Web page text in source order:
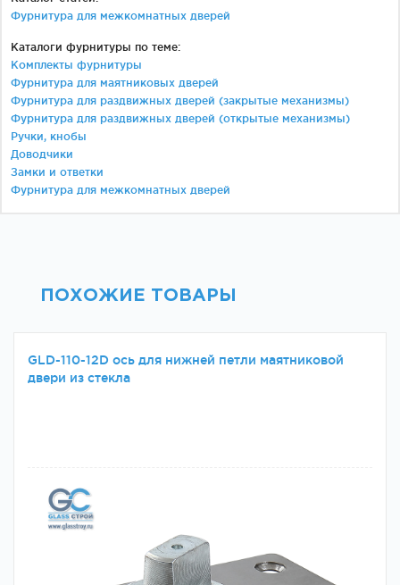
Фурнитура для межкомнатных дверей
Каталоги фурнитуры по теме:
Комплекты фурнитуры
Фурнитура для маятниковых дверей
Фурнитура для раздвижных дверей (закрытые механизмы)
Фурнитура для раздвижных дверей (открытые механизмы)
Ручки, кнобы
Доводчики
Замки и ответки
Фурнитура для межкомнатных дверей
ПОХОЖИЕ ТОВАРЫ
GLD-110-12D ось для нижней петли маятниковой
двери из стекла